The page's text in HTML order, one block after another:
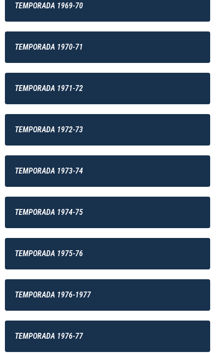
TEMPORADA 1969-70
TEMPORADA 1970-71
TEMPORADA 1971-72
TEMPORADA 1972-73
TEMPORADA 1973-74
TEMPORADA 1974-75
TEMPORADA 1975-76
TEMPORADA 1976-1977
TEMPORADA 1976-77